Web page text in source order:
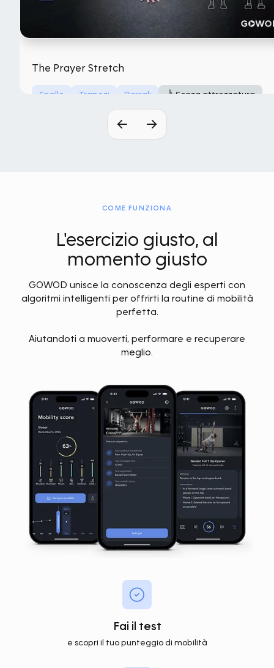
The Prayer Stretch
Spalle Trapezi Dorsali Senza attrezzatura
COME FUNZIONA
L'esercizio giusto, al
momento giusto
GOWOD unisce la conoscenza degli esperti con
algoritmi intelligenti per offrirti la routine di mobilità
perfetta.
Aiutandoti a muoverti, performare e recuperare
meglio.
Fai il test
e scopri il tuo punteggio di mobilità